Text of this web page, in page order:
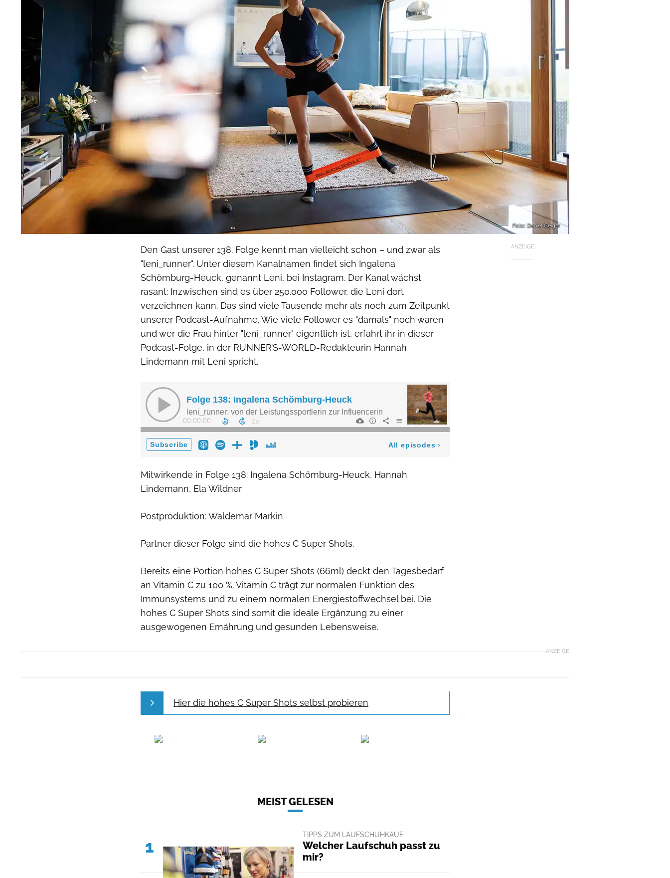
Foto: Daniel Geiger
ANZEIGE
Den Gast unserer 138. Folge kennt man vielleicht schon – und zwar als
"leni_runner". Unter diesem Kanalnamen findet sich Ingalena
Schömburg-Heuck, genannt Leni, bei Instagram. Der Kanal wächst
rasant: Inzwischen sind es über 250.000 Follower, die Leni dort
verzeichnen kann. Das sind viele Tausende mehr als noch zum Zeitpunkt
unserer Podcast-Aufnahme. Wie viele Follower es "damals" noch waren
und wer die Frau hinter "leni_runner" eigentlich ist, erfahrt ihr in dieser
Podcast-Folge, in der RUNNER’S-WORLD-Redakteurin Hannah
Lindemann mit Leni spricht.
Mitwirkende in Folge 138: Ingalena Schömburg-Heuck, Hannah
Lindemann, Ela Wildner
Postproduktion: Waldemar Markin
Partner dieser Folge sind die hohes C Super Shots.
Bereits eine Portion hohes C Super Shots (66ml) deckt den Tagesbedarf
an Vitamin C zu 100 %. Vitamin C trägt zur normalen Funktion des
Immunsystems und zu einem normalen Energiestoffwechsel bei. Die
hohes C Super Shots sind somit die ideale Ergänzung zu einer
ausgewogenen Ernährung und gesunden Lebensweise.
ANZEIGE
Hier die hohes C Super Shots selbst probieren
MEIST GELESEN
1
TIPPS ZUM LAUFSCHUHKAUF
Welcher Laufschuh passt zu
mir?